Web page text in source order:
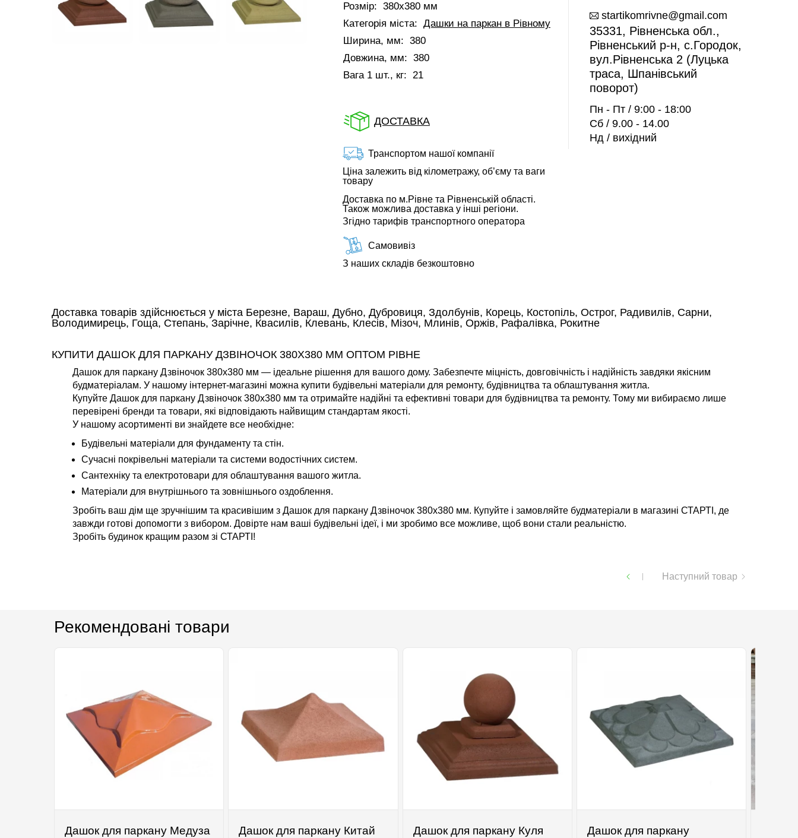
Розмір: 380х380 мм
Категорія міста: Дашки на паркан в Рівному
Ширина, мм: 380
Довжина, мм: 380
Вага 1 шт., кг: 21
ДОСТАВКА
Транспортом нашої компанії
Ціна залежить від кілометражу, об’єму та ваги
товару
Доставка по м.Рівне та Рівненській області.
Також можлива доставка у інші регіони.
Згідно тарифів транспортного оператора
Самовивіз
З наших складів безкоштовно
startikomrivne@gmail.com
35331, Рівненська обл.,
Рівненський р-н, с.Городок,
вул.Рівненська 2 (Луцька
траса, Шпанівський
поворот)
Пн - Пт / 9:00 - 18:00
Сб / 9.00 - 14.00
Нд / вихідний
Доставка товарів здійснюється у міста Березне, Вараш, Дубно, Дубровиця, Здолбунів, Корець, Костопіль, Острог, Радивилів, Сарни,
Володимирець, Гоща, Степань, Зарічне, Квасилів, Клевань, Клесів, Мізоч, Млинів, Оржів, Рафалівка, Рокитне
КУПИТИ ДАШОК ДЛЯ ПАРКАНУ ДЗВІНОЧОК 380Х380 ММ ОПТОМ РІВНЕ
Дашок для паркану Дзвіночок 380х380 мм — ідеальне рішення для вашого дому. Забезпечте міцність, довговічність і надійність завдяки якісним
будматеріалам. У нашому інтернет-магазині можна купити будівельні матеріали для ремонту, будівництва та облаштування житла.
Купуйте Дашок для паркану Дзвіночок 380х380 мм та отримайте надійні та ефективні товари для будівництва та ремонту. Тому ми вибираємо лише
перевірені бренди та товари, які відповідають найвищим стандартам якості.
У нашому асортименті ви знайдете все необхідне:
Будівельні матеріали для фундаменту та стін.
Сучасні покрівельні матеріали та системи водостічних систем.
Сантехніку та електротовари для облаштування вашого житла.
Матеріали для внутрішнього та зовнішнього оздоблення.
Зробіть ваш дім ще зручнішим та красивішим з Дашок для паркану Дзвіночок 380х380 мм. Купуйте і замовляйте будматеріали в магазині СТАРТІ, де
завжди готові допомогти з вибором. Довірте нам ваші будівельні ідеї, і ми зробимо все можливе, щоб вони стали реальністю.
Зробіть будинок кращим разом зі СТАРТІ!
Наступний товар
Рекомендовані товари
Дашок для паркану Медуза
Дашок для паркану Китай
Дашок для паркану Куля
Дашок для паркану